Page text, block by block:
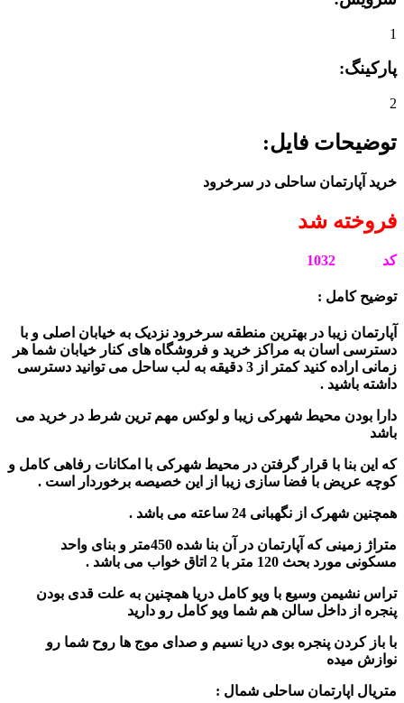
1
پارکینگ:
2
توضیحات فایل:
خرید آپارتمان ساحلی در سرخرود
فروخته شد
کد 1032
توضیح کامل :
آپارتمان زیبا در بهترین منطقه سرخرود نزدیک به خیابان اصلی و با
دسترسی اسان به مراکز خرید و فروشگاه های کنار خیابان شما هر
زمانی اراده کنید کمتر از 3 دقیقه به لب ساحل می توانید دسترسی
داشته باشید .
دارا بودن محیط شهرکی زیبا و لوکس مهم ترین شرط در خرید می
باشد
که این بنا با قرار گرفتن در محیط شهرکی با امکانات رفاهی کامل و
کوچه عریض با فضا سازی زیبا از این خصیصه برخوردار است .
همچنین شهرک از نگهبانی 24 ساعته می باشد .
متراژ زمینی که آپارتمان در آن بنا شده 450متر و بنای واحد
مسکونی مورد بحث 120 متر با 2 اتاق خواب می باشد .
تراس نشیمن وسیع با ویو کامل دریا همچنین به علت قدی بودن
پنجره از داخل سالن هم شما ویو کامل رو دارید
با باز کردن پنجره بوی دریا نسیم و صدای موج ها روح شما رو
نوازش میده
متریال اپارتمان ساحلی شمال :